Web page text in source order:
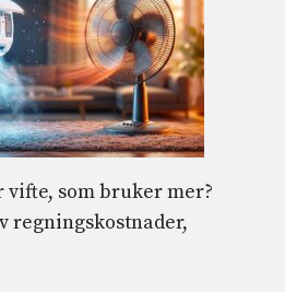
som bruker mer?
regningskostnader,